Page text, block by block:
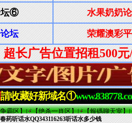
药听话水QQ343116263听话水多少钱